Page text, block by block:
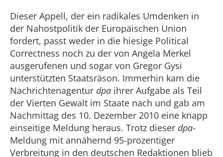
Dieser Appell, der ein radikales Umdenken in
der Nahostpolitik der Europäischen Union
fordert, passt weder in die hiesige Political
Correctness noch zu der von Angela Merkel
ausgerufenen und sogar von Gregor Gysi
unterstützten Staatsräson. Immerhin kam die
Nachrichtenagentur dpa ihrer Aufgabe als Teil
der Vierten Gewalt im Staate nach und gab am
Nachmittag des 10. Dezember 2010 eine knapp
einseitige Meldung heraus. Trotz dieser dpa-
Meldung mit annähernd 95-prozentiger
Verbreitung in den deutschen Redaktionen blieb